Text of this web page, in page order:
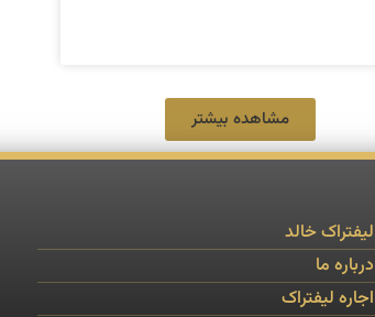
مشاهده بیشتر
لیفتراک خالد
درباره ما
اجاره لیفتراک